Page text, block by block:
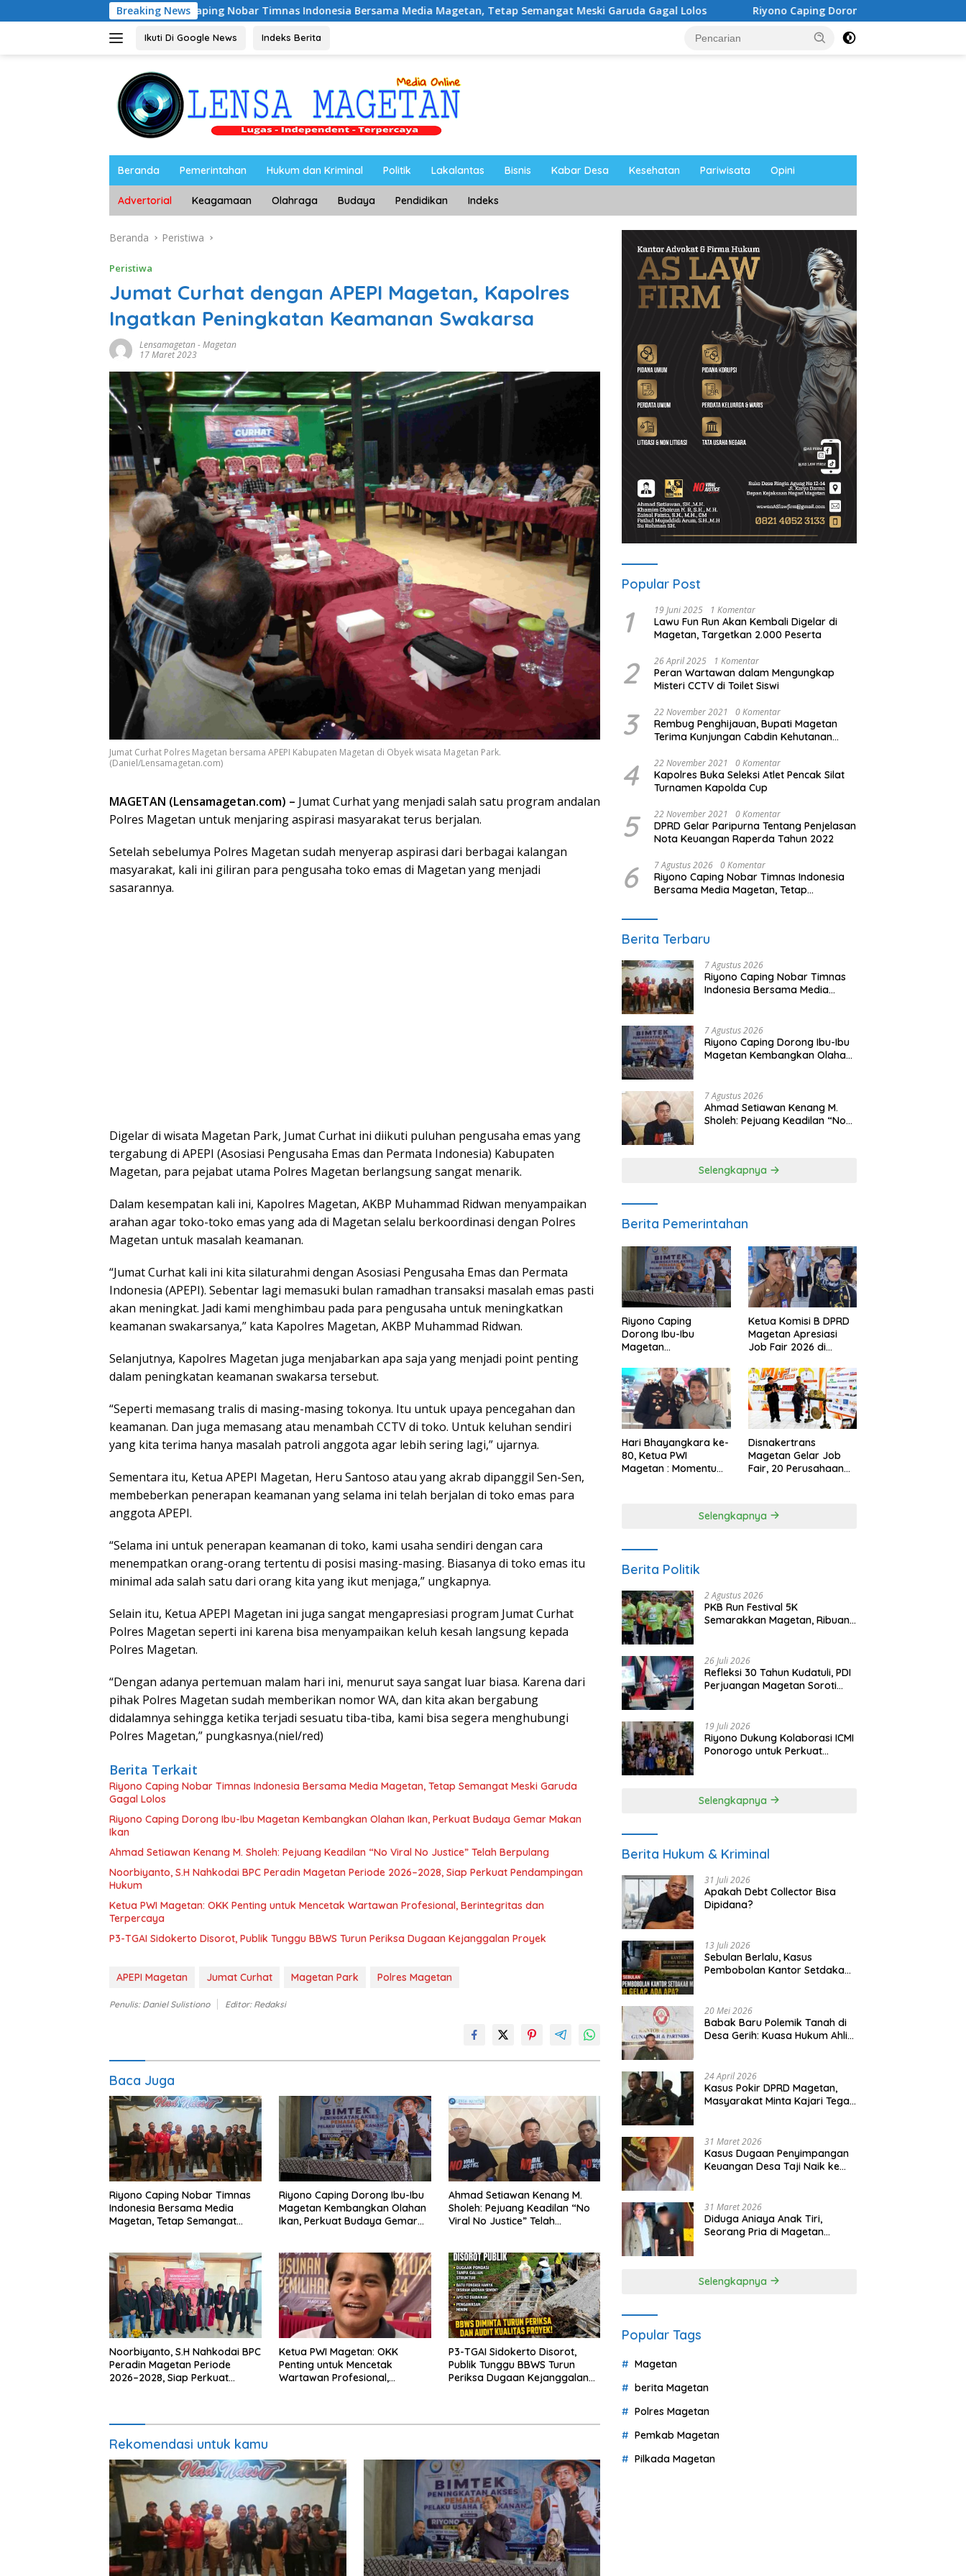
ke
Breaking News
Riyono Caping Nobar Timnas Indonesia Bersama Media Magetan, Tetap Semangat Meski Garuda Gagal Lolos Riyono Caping Dorong Ibu-Ibu Magetan Kembangkan Olahan
Ikuti Di Google News Indeks Berita
Beranda Pemerintahan Hukum dan Kriminal Politik Lakalantas Bisnis Kabar Desa Kesehatan Pariwisata Opini
Advertorial Keagamaan Olahraga Budaya Pendidikan Indeks
Beranda Peristiwa
Peristiwa
Jumat Curhat dengan APEPI Magetan, Kapolres
Ingatkan Peningkatan Keamanan Swakarsa
Lensamagetan-Magetan
17 Maret 2023
Jumat Curhat Polres Magetan bersama APEPI Kabupaten Magetan di Obyek wisata Magetan Park.
(Daniel/Lensamagetan.com)
MAGETAN (Lensamagetan.com) – Jumat Curhat yang menjadi salah satu program andalan
Polres Magetan untuk menjaring aspirasi masyarakat terus berjalan.
Setelah sebelumya Polres Magetan sudah menyerap aspirasi dari berbagai kalangan
masyarakat, kali ini giliran para pengusaha toko emas di Magetan yang menjadi
sasarannya.
Digelar di wisata Magetan Park, Jumat Curhat ini diikuti puluhan pengusaha emas yang
tergabung di APEPI (Asosiasi Pengusaha Emas dan Permata Indonesia) Kabupaten
Magetan, para pejabat utama Polres Magetan berlangsung sangat menarik.
Dalam kesempatan kali ini, Kapolres Magetan, AKBP Muhammad Ridwan menyampaikan
arahan agar toko-toko emas yang ada di Magetan selalu berkoordinasi dengan Polres
Magetan untuk masalah keamanan.
“Jumat Curhat kali ini kita silaturahmi dengan Asosiasi Pengusaha Emas dan Permata
Indonesia (APEPI). Sebentar lagi memasuki bulan ramadhan transaksi masalah emas pasti
akan meningkat. Jadi kami menghimbau pada para pengusaha untuk meningkatkan
keamanan swakarsanya,” kata Kapolres Magetan, AKBP Muhammad Ridwan.
Selanjutnya, Kapolres Magetan juga menjabarkan apa saja yang menjadi point penting
dalam peningkatan keamanan swakarsa tersebut.
“Seperti memasang tralis di masing-masing tokonya. Itu untuk upaya pencegahan dan
keamanan. Dan juga memasang atau menambah CCTV di toko. Untuk keluhan sendiri
yang kita terima hanya masalah patroli anggota agar lebih sering lagi,” ujarnya.
Sementara itu, Ketua APEPI Magetan, Heru Santoso atau yang akrab dipanggil Sen-Sen,
membeberkan penerapan keamanan yang selama ini telah berjalan di toko emas para
anggota APEPI.
“Selama ini untuk penerapan keamanan di toko, kami usaha sendiri dengan cara
menempatkan orang-orang tertentu di posisi masing-masing. Biasanya di toko emas itu
minimal ada salah satu dari orang kita yang ikut menjaga,” ungkapnya.
Selain itu, Ketua APEPI Magetan ini juga sangat mengapresiasi program Jumat Curhat
Polres Magetan seperti ini karena bisa menyampaikan keluh kesah langsung kepada
Polres Magetan.
“Dengan adanya pertemuan malam hari ini, menurut saya sangat luar biasa. Karena dari
pihak Polres Magetan sudah memberikan nomor WA, dan kita akan bergabung
didalamnya sehingga ketika terjadi sesuatu tiba-tiba, kami bisa segera menghubungi
Polres Magetan,” pungkasnya.(niel/red)
Berita Terkait
Riyono Caping Nobar Timnas Indonesia Bersama Media Magetan, Tetap Semangat Meski Garuda
Gagal Lolos
Riyono Caping Dorong Ibu-Ibu Magetan Kembangkan Olahan Ikan, Perkuat Budaya Gemar Makan
Ikan
Ahmad Setiawan Kenang M. Sholeh: Pejuang Keadilan “No Viral No Justice” Telah Berpulang
Noorbiyanto, S.H Nahkodai BPC Peradin Magetan Periode 2026–2028, Siap Perkuat Pendampingan
Hukum
Ketua PWI Magetan: OKK Penting untuk Mencetak Wartawan Profesional, Berintegritas dan
Terpercaya
P3-TGAI Sidokerto Disorot, Publik Tunggu BBWS Turun Periksa Dugaan Kejanggalan Proyek
APEPI Magetan Jumat Curhat Magetan Park Polres Magetan
Penulis: Daniel Sulistiono Editor: Redaksi
Baca Juga
Riyono Caping Nobar Timnas
Indonesia Bersama Media
Magetan, Tetap Semangat
Riyono Caping Dorong Ibu-Ibu
Magetan Kembangkan Olahan
Ikan, Perkuat Budaya Gemar
Ahmad Setiawan Kenang M.
Sholeh: Pejuang Keadilan “No
Viral No Justice” Telah
Noorbiyanto, S.H Nahkodai BPC
Peradin Magetan Periode
2026–2028, Siap Perkuat
Ketua PWI Magetan: OKK
Penting untuk Mencetak
Wartawan Profesional,
P3-TGAI Sidokerto Disorot,
Publik Tunggu BBWS Turun
Periksa Dugaan Kejanggalan
Rekomendasi untuk kamu
Popular Post
1 19 Juni 2025 1 Komentar
Lawu Fun Run Akan Kembali Digelar di
Magetan, Targetkan 2.000 Peserta
2 26 April 2025 1 Komentar
Peran Wartawan dalam Mengungkap
Misteri CCTV di Toilet Siswi
3 22 November 2021 0 Komentar
Rembug Penghijauan, Bupati Magetan
Terima Kunjungan Cabdin Kehutanan
4 22 November 2021 0 Komentar
Kapolres Buka Seleksi Atlet Pencak Silat
Turnamen Kapolda Cup
5 22 November 2021 0 Komentar
DPRD Gelar Paripurna Tentang Penjelasan
Nota Keuangan Raperda Tahun 2022
6 7 Agustus 2026 0 Komentar
Riyono Caping Nobar Timnas Indonesia
Bersama Media Magetan, Tetap
Berita Terbaru
7 Agustus 2026
Riyono Caping Nobar Timnas
Indonesia Bersama Media
7 Agustus 2026
Riyono Caping Dorong Ibu-Ibu
Magetan Kembangkan Olahan
7 Agustus 2026
Ahmad Setiawan Kenang M.
Sholeh: Pejuang Keadilan “No
Selengkapnya
Berita Pemerintahan
Riyono Caping
Dorong Ibu-Ibu
Magetan
Ikan, Perkuat Budaya
Gemar Makan Ikan
Ketua Komisi B DPRD
Magetan Apresiasi
Job Fair 2026 di
Anggaran
Hari Bhayangkara ke-
80, Ketua PWI
Magetan : Momentum
Disnakertrans
Magetan Gelar Job
Fair, 20 Perusahaan
Selengkapnya
Berita Politik
2 Agustus 2026
PKB Run Festival 5K
Semarakkan Magetan, Ribuan
26 Juli 2026
Refleksi 30 Tahun Kudatuli, PDI
Perjuangan Magetan Soroti
19 Juli 2026
Riyono Dukung Kolaborasi ICMI
Ponorogo untuk Perkuat
Selengkapnya
Berita Hukum & Kriminal
31 Juli 2026
Apakah Debt Collector Bisa
Dipidana?
13 Juli 2026
Sebulan Berlalu, Kasus
Pembobolan Kantor Setdakab
20 Mei 2026
Babak Baru Polemik Tanah di
Desa Gerih: Kuasa Hukum Ahli
24 April 2026
Kasus Pokir DPRD Magetan,
Masyarakat Minta Kajari Tegak
31 Maret 2026
Kasus Dugaan Penyimpangan
Keuangan Desa Taji Naik ke
31 Maret 2026
Diduga Aniaya Anak Tiri,
Seorang Pria di Magetan
Selengkapnya
Popular Tags
Magetan
berita Magetan
Polres Magetan
Pemkab Magetan
Pilkada Magetan